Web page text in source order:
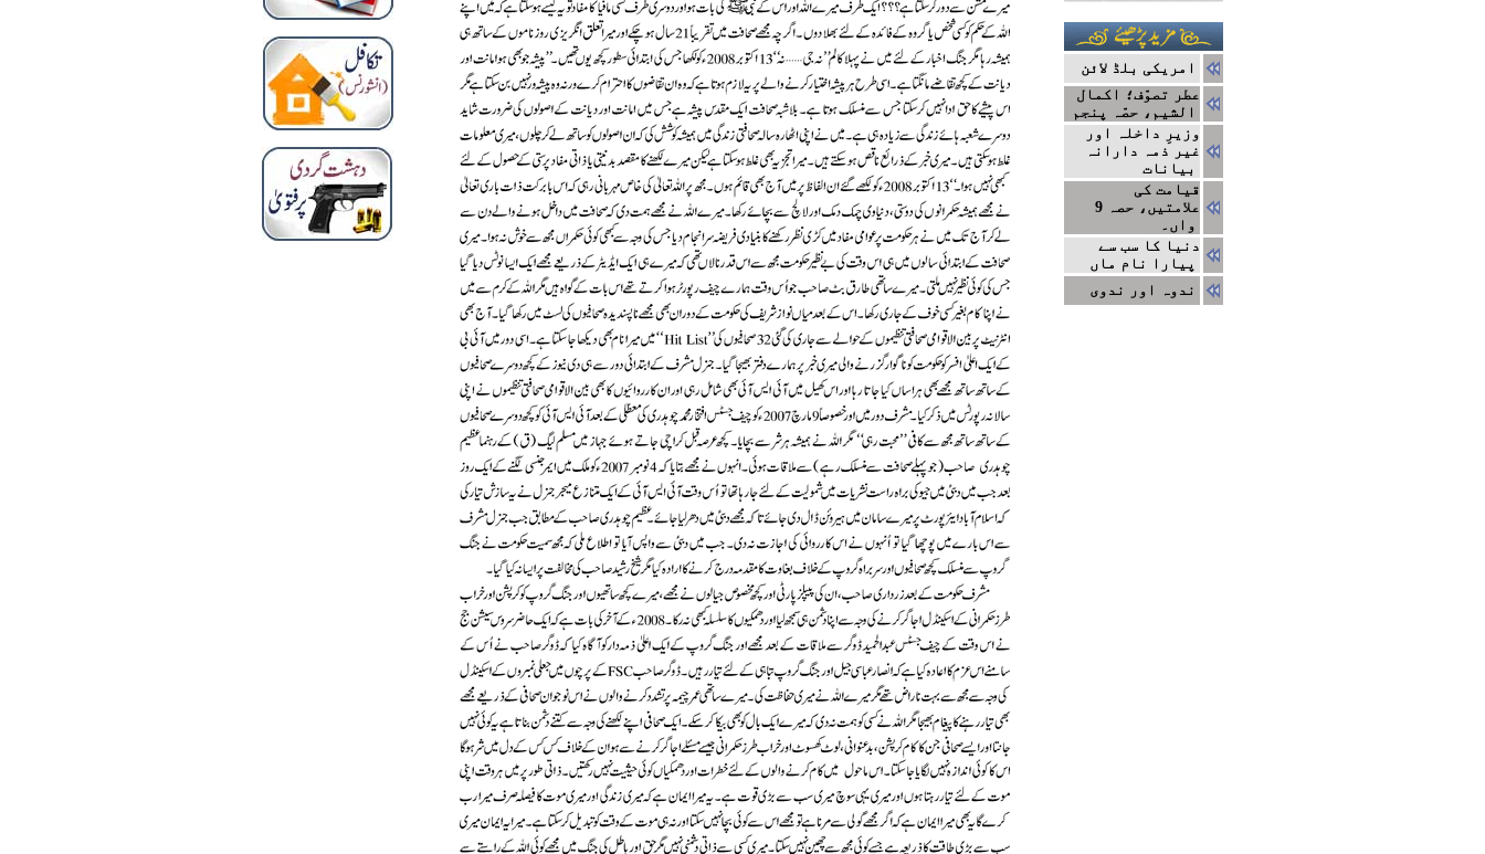
امریکی بلڈ لائن
عطر تصوّف؛ اکمال
الشیم، حصّہ پنجم
وزیرِ داخلہ اور
غیر ذمہ دارانہ
بیانات
قیامت کی
علامتیں، حصہ 9
واں۔
دنیا کا سب سے
پیارا نام ماں
ندوہ اور ندوی